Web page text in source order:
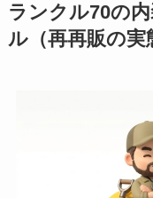
ランクル70の
ル（再再販の実